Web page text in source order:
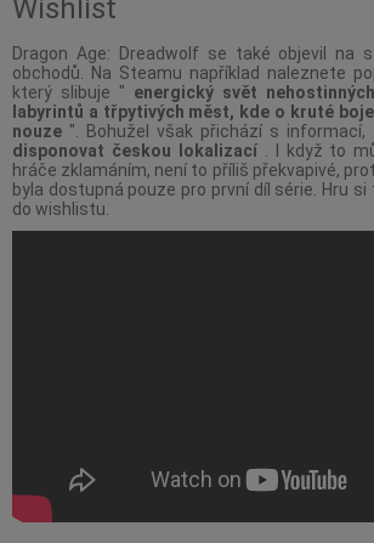
Wishlist
Dragon Age: Dreadwolf se také objevil na
obchodů. Na Steamu například naleznete
který slibuje " energický svět
labyrintů a třpytivých měst, kde o kruté
nouze ". Bohužel však přichází s informací,
disponovat českou lokalizací. I když to
hráče zklamáním, není to příliš překvapivé,
byla dostupná pouze pro první díl série. Hru
do wishlistu.